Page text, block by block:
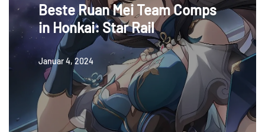
Beste Ruan Mei Team Comps
in Honkai: Star Rail
Januar 4, 2024